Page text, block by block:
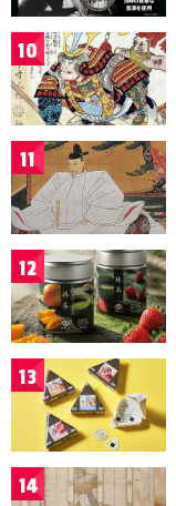
10
11
12
13
14